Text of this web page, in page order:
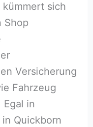
sich
Shop
Versicherung
Fahrzeug
in
Quickborn